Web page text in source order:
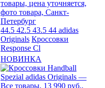
44.5 42.5 43.5 44 adidas
Originals Кроссовки
Response Cl
НОВИНКА